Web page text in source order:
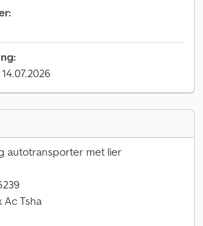
autotransporter met lier
Ac Tsha